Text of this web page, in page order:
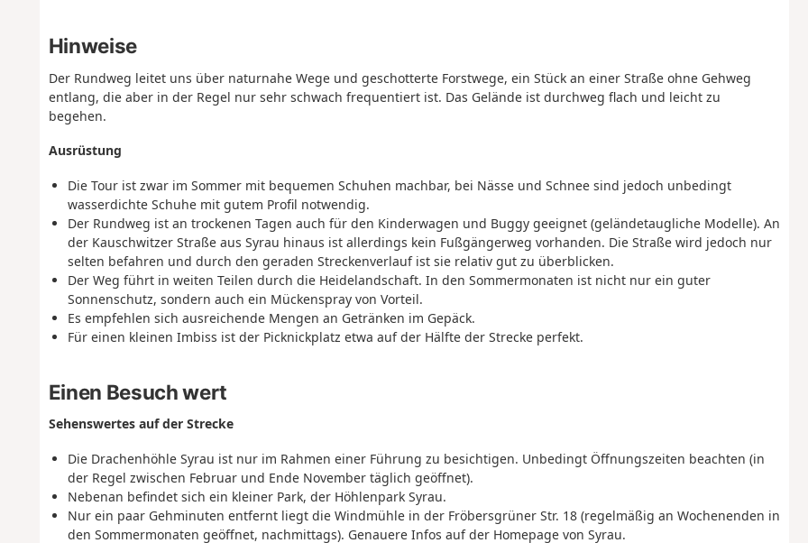
Hinweise
Der Rundweg leitet uns über naturnahe Wege und geschotterte Forstwege, ein Stück an einer Straße ohne Gehweg
entlang, die aber in der Regel nur sehr schwach frequentiert ist. Das Gelände ist durchweg flach und leicht zu
begehen.
Ausrüstung
Die Tour ist zwar im Sommer mit bequemen Schuhen machbar, bei Nässe und Schnee sind jedoch unbedingt
wasserdichte Schuhe mit gutem Profil notwendig.
Der Rundweg ist an trockenen Tagen auch für den Kinderwagen und Buggy geeignet (geländetaugliche Modelle). An
der Kauschwitzer Straße aus Syrau hinaus ist allerdings kein Fußgängerweg vorhanden. Die Straße wird jedoch nur
selten befahren und durch den geraden Streckenverlauf ist sie relativ gut zu überblicken.
Der Weg führt in weiten Teilen durch die Heidelandschaft. In den Sommermonaten ist nicht nur ein guter
Sonnenschutz, sondern auch ein Mückenspray von Vorteil.
Es empfehlen sich ausreichende Mengen an Getränken im Gepäck.
Für einen kleinen Imbiss ist der Picknickplatz etwa auf der Hälfte der Strecke perfekt.
Einen Besuch wert
Sehenswertes auf der Strecke
Die Drachenhöhle Syrau ist nur im Rahmen einer Führung zu besichtigen. Unbedingt Öffnungszeiten beachten (in
der Regel zwischen Februar und Ende November täglich geöffnet).
Nebenan befindet sich ein kleiner Park, der Höhlenpark Syrau.
Nur ein paar Gehminuten entfernt liegt die Windmühle in der Fröbersgrüner Str. 18 (regelmäßig an Wochenenden in
den Sommermonaten geöffnet, nachmittags). Genauere Infos auf der Homepage von Syrau.